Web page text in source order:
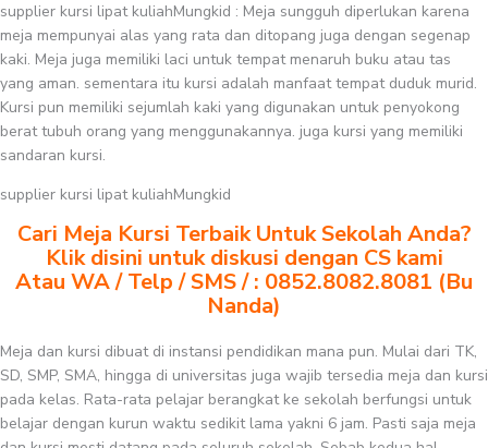
supplier kursi lipat kuliahMungkid : Meja sungguh diperlukan karena
meja mempunyai alas yang rata dan ditopang juga dengan segenap
kaki. Meja juga memiliki laci untuk tempat menaruh buku atau tas
yang aman. sementara itu kursi adalah manfaat tempat duduk murid.
Kursi pun memiliki sejumlah kaki yang digunakan untuk penyokong
berat tubuh orang yang menggunakannya. juga kursi yang memiliki
sandaran kursi.
supplier kursi lipat kuliahMungkid
Cari Meja Kursi Terbaik Untuk Sekolah Anda?
Klik disini untuk diskusi dengan CS kami
Atau WA / Telp / SMS / : 0852.8082.8081 (Bu
Nanda)
Meja dan kursi dibuat di instansi pendidikan mana pun. Mulai dari TK,
SD, SMP, SMA, hingga di universitas juga wajib tersedia meja dan kursi
pada kelas. Rata-rata pelajar berangkat ke sekolah berfungsi untuk
belajar dengan kurun waktu sedikit lama yakni 6 jam. Pasti saja meja